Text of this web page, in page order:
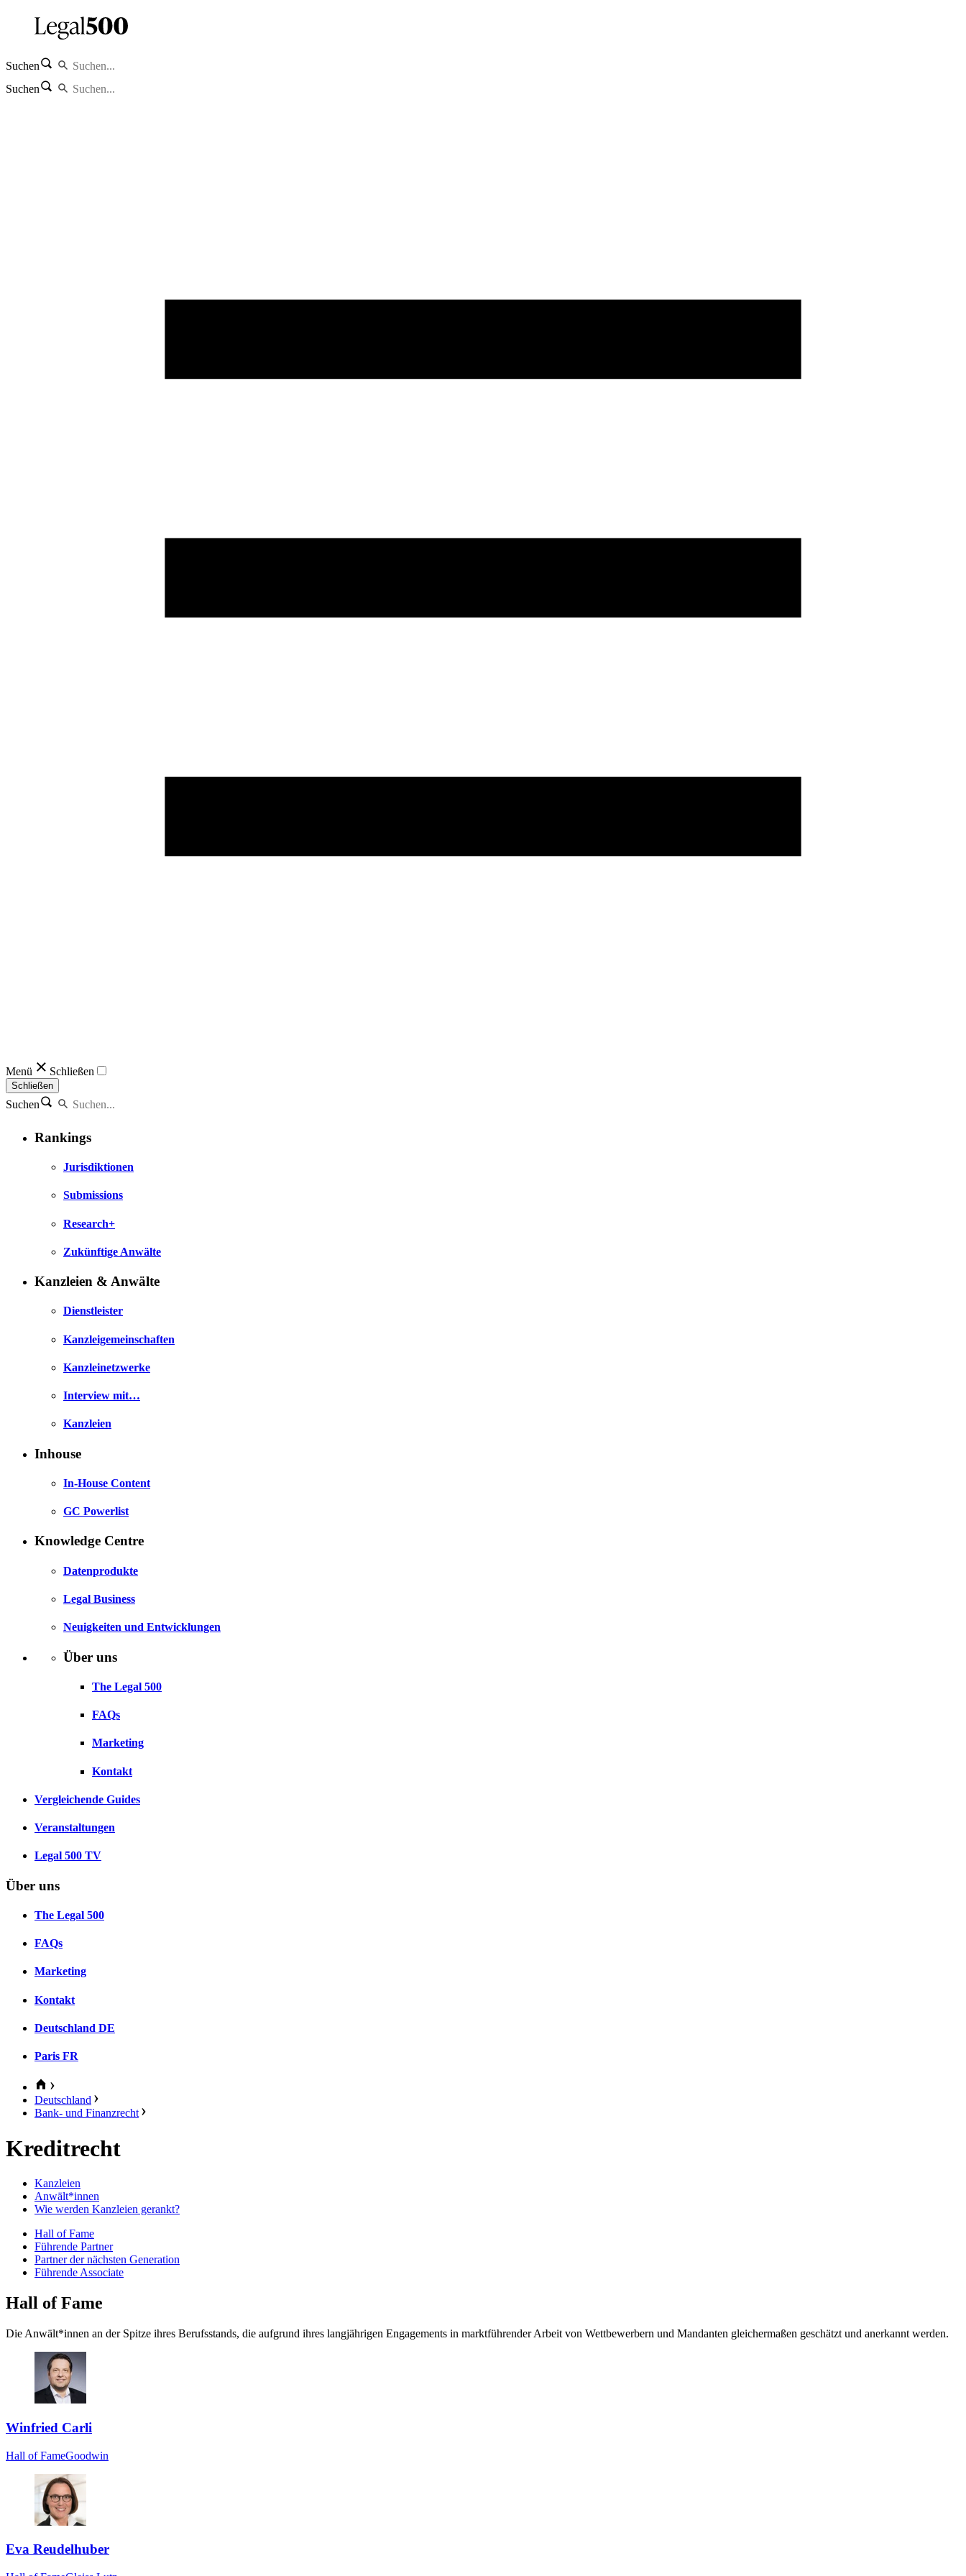
Suchen
Suchen
Menü Schließen
Schließen
Suchen
Rankings
Jurisdiktionen
Submissions
Research+
Zukünftige Anwälte
Kanzleien & Anwälte
Dienstleister
Kanzleigemeinschaften
Kanzleinetzwerke
Interview mit…
Kanzleien
Inhouse
In-House Content
GC Powerlist
Knowledge Centre
Datenprodukte
Legal Business
Neuigkeiten und Entwicklungen
Über uns
The Legal 500
FAQs
Marketing
Kontakt
Vergleichende Guides
Veranstaltungen
Legal 500 TV
Über uns
The Legal 500
FAQs
Marketing
Kontakt
Deutschland DE
Paris FR
Deutschland
Bank- und Finanzrecht
Kreditrecht
Kanzleien
Anwält*innen
Wie werden Kanzleien gerankt?
Hall of Fame
Führende Partner
Partner der nächsten Generation
Führende Associate
Hall of Fame
Die Anwält*innen an der Spitze ihres Berufsstands, die aufgrund ihres langjährigen Engagements in marktführender Arbeit von Wettbewerbern und Mandanten gleichermaßen geschätzt und anerkannt werden.
Winfried Carli
Hall of FameGoodwin
Eva Reudelhuber